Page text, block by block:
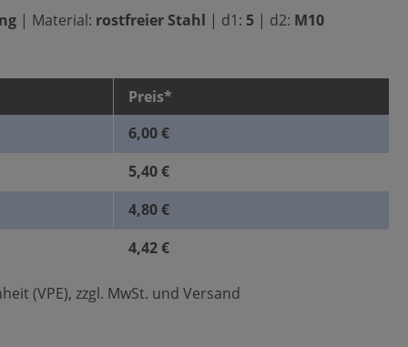
| Material: rostfreier Stahl | d1: 5 | d2: M10
Preis*
6,00 €
5,40 €
4,80 €
4,42 €
(VPE), zzgl. MwSt. und Versand